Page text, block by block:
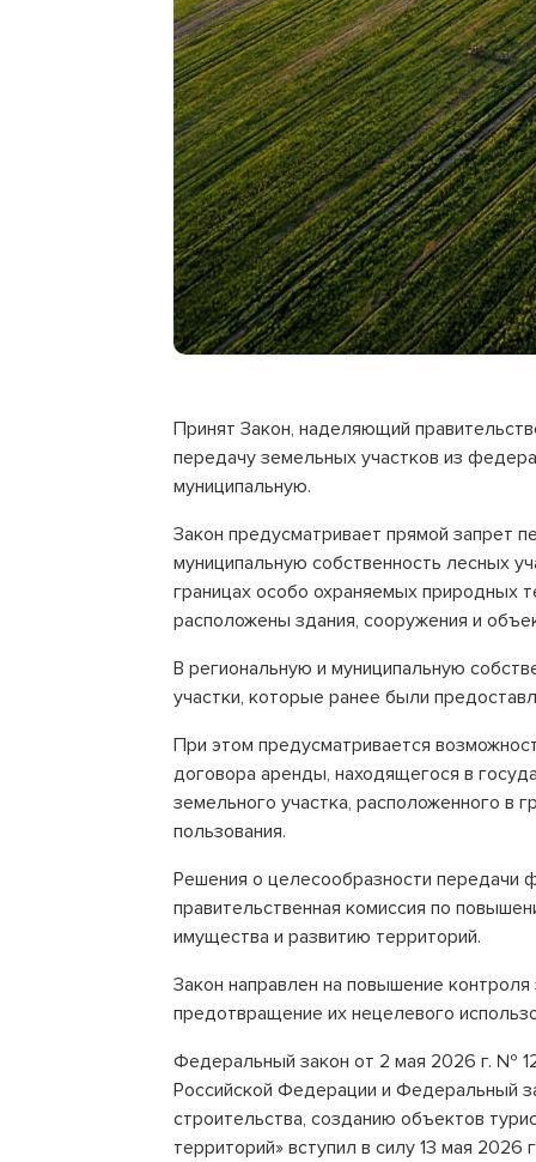
Принят Закон, наделяющий
передачу земельных участков из
муниципальную.
Закон предусматривает прямой запрет
муниципальную собственность лесных
границах особо охраняемых природных
расположены здания, сооружения и
В региональную и муниципальную
участки, которые ранее были
При этом предусматривается
договора аренды, находящегося в
земельного участка, расположенного в
пользования.
Решения о целесообразности передачи
правительственная комиссия по
имущества и развитию территорий.
Закон направлен на повышение
предотвращение их нецелевого
Федеральный закон от 2 мая 2026 г. №
Российской Федерации и Федеральный
строительства, созданию объектов
территорий» вступил в силу 13 мая 2026